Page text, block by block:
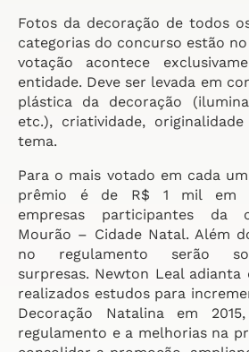
Fotos da decoração de todos
categorias do concurso estão
votação acontece
entidade. Deve ser levada em
plástica da decoração
etc.), criatividade,
tema.
Para o mais votado em cada
prêmio é de R$ 1 mil em
empresas participantes da
Mourão – Cidade Natal. Além
no regulamento serão
surpresas. Newton Leal adianta
realizados estudos para
Decoração Natalina em
regulamento e a melhorias na